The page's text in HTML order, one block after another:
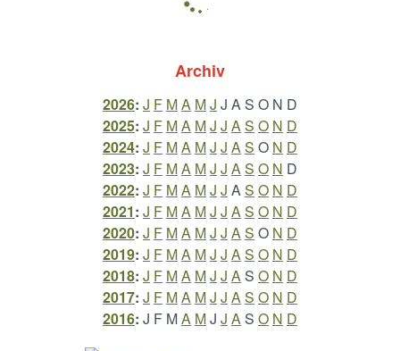
Archiv
2026: J F MA MJ J AS O N D
2025: J F MA MJ J AS O N D
2024: J F MA MJ J AS O N D
2023: J F MA MJ J AS O N D
2022: J F MA MJ J AS O N D
2021: J F MA MJ J AS O N D
2020: J F MA MJ J AS O N D
2019: J F MA MJ J AS O N D
2018: J F MA MJ J AS O N D
2017: J F MA MJ J AS O N D
2016: J F MA MJ J AS O N D